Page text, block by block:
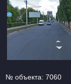
№ объекта:7060